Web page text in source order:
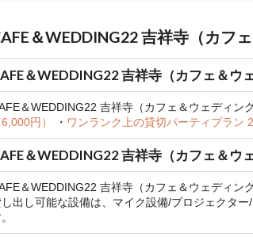
＆WEDDING22 吉祥寺（カフ
＆WEDDING22 吉祥寺（カフェ＆ウ
＆WEDDING22 吉祥寺（カフェ＆ウェディン
6,000円）
・ ワンランク上の貸切パーティプラン
＆WEDDING22 吉祥寺（カフェ＆
＆WEDDING22 吉祥寺（カフェ＆ウェディ
出し可能な設備は、マイク設備/プロジェクタ